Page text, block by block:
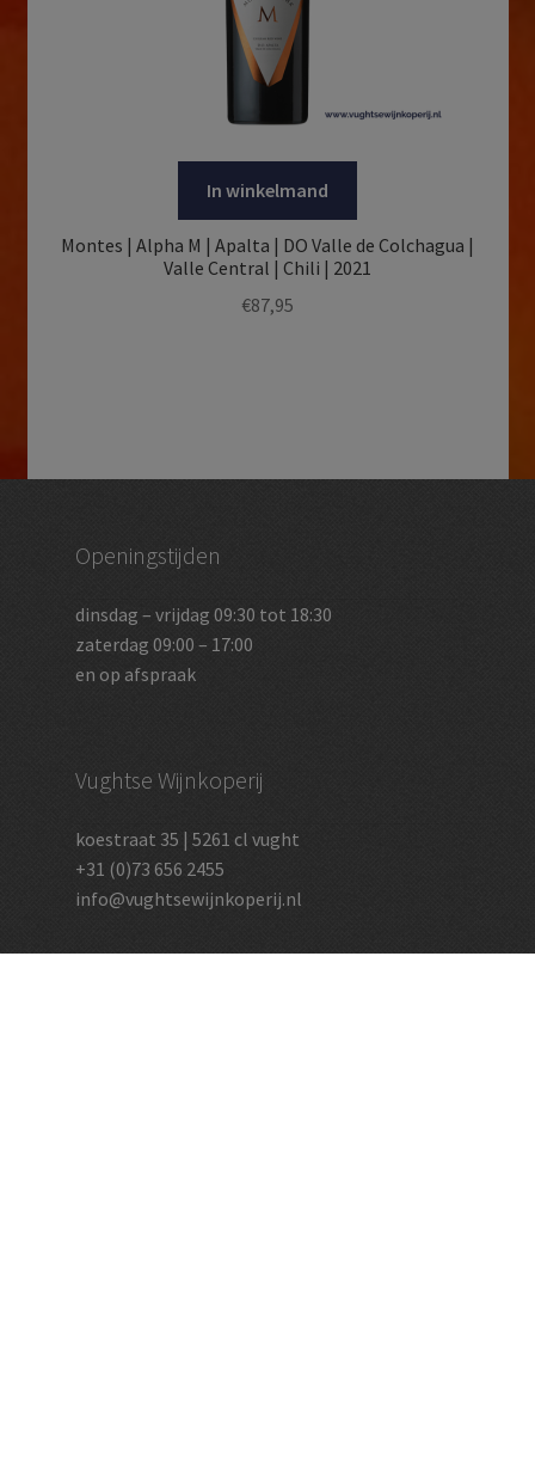
In winkelmand
Montes | Alpha M | Apalta | DO Valle de Colchagua |
Valle Central | Chili | 2021
€87,95
Openingstijden
dinsdag – vrijdag 09:30 tot 18:30
zaterdag 09:00 – 17:00
en op afspraak
Vughtse Wijnkoperij
koestraat 35 | 5261 cl vught
+31 (0)73 656 2455
info@vughtsewijnkoperij.nl